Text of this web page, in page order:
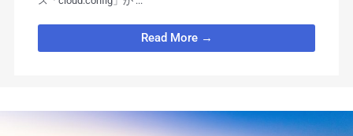
Read More →